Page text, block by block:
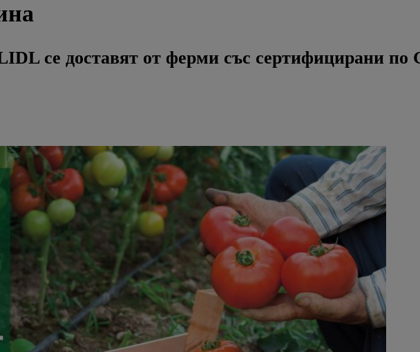
се доставят от ферми със сертифицирани по